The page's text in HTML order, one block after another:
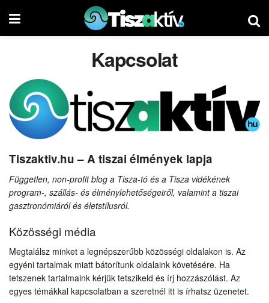
Kapcsolat
Tiszaktiv.hu – A tiszai élmények lapja
Független, non-profit blog a Tisza-tó és a Tisza vidékének
program-, szállás- és élménylehetőségeiről, valamint a tiszai
gasztronómiáról és életstílusról.
Közösségi média
Megtalálsz minket a legnépszerűbb közösségi oldalakon is. Az
egyéni tartalmak miatt bátorítunk oldalaink követésére. Ha
tetszenek tartalmaink kérjük tetszikeld és írj hozzászólást. Az
egyes témákkal kapcsolatban a szeretnél itt is írhatsz üzenetet.